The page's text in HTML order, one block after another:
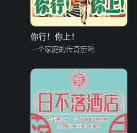
你行！你上！
一个家庭的传奇历险